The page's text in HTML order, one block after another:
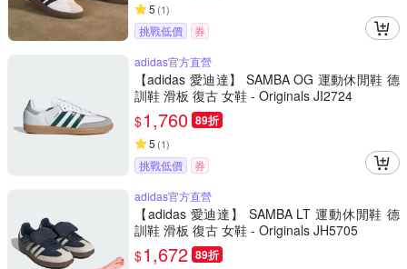
5 (1)
挑戰低價
券
adidas官方直營
【adidas 愛迪達】 SAMBA OG 運動休閒鞋 德
訓鞋 滑板 復古 女鞋 - Originals JI2724
$1,760 89折
5 (1)
挑戰低價
券
adidas官方直營
【adidas 愛迪達】 SAMBA LT 運動休閒鞋 德
訓鞋 滑板 復古 女鞋 - Originals JH5705
$1,672 89折